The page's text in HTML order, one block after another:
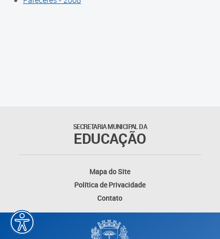
Proposições
SECRETARIA MUNICIPAL DA
EDUCAÇÃO
Mapa do Site
Política de Privacidade
Contato